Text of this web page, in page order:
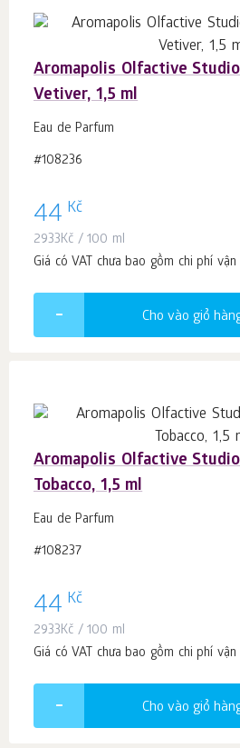
Aromapolis Olfactive
Vetiver, 1,5 ml
Eau de Parfum
#108236
44 Kč
2933Kč / 100 ml
Giá có VAT chưa bao gồm chi phí vận
Cho vào giỏ
Aromapolis Olfactive
Tobacco, 1,5 ml
Eau de Parfum
#108237
44 Kč
2933Kč / 100 ml
Giá có VAT chưa bao gồm chi phí vận
Cho vào giỏ